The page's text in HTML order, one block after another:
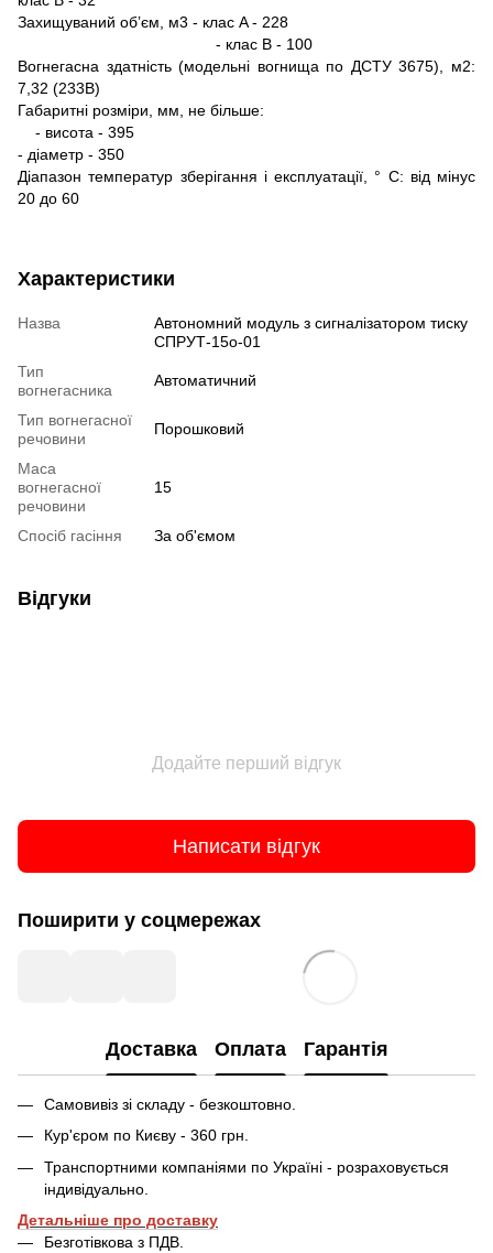
Захищуваний об’єм, м3 - клас A - 228
- клас B - 100
Вогнегасна здатність (модельні вогнища по ДСТУ 3675), м2:
7,32 (233В)
Габаритні розміри, мм, не більше:
- висота - 395
- діаметр - 350
Діапазон температур зберігання і експлуатації, ° C: від мінус
20 до 60
Характеристики
Назва
Автономний модуль з сигналізатором тиску
СПРУТ-15о-01
Тип
вогнегасника
Автоматичний
Тип вогнегасної
речовини
Порошковий
Маса
вогнегасної
речовини
15
Спосіб гасіння За об'ємом
Відгуки
Додайте перший відгук
Написати відгук
Поширити у соцмережах
Доставка Оплата Гарантія
Самовивіз зі складу - безкоштовно.
Кур'єром по Києву - 360 грн.
Транспортними компаніями по Україні - розраховується
індивідуально.
Детальніше про доставку
Безготівкова з ПДВ.